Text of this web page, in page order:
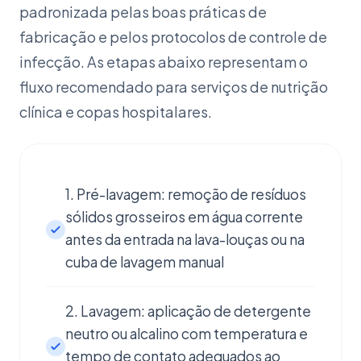
padronizada pelas boas práticas de
fabricação e pelos protocolos de controle de
infecção. As etapas abaixo representam o
fluxo recomendado para serviços de nutrição
clínica e copas hospitalares.
1. Pré-lavagem: remoção de resíduos
sólidos grosseiros em água corrente
antes da entrada na lava-louças ou na
cuba de lavagem manual
2. Lavagem: aplicação de detergente
neutro ou alcalino com temperatura e
tempo de contato adequados ao